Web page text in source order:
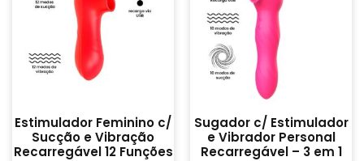
Estimulador Feminino c/
Sucção e Vibração
Recarregável 12 Funções
Sugador c/ Estimulador
e Vibrador Personal
Recarregável – 3 em 1